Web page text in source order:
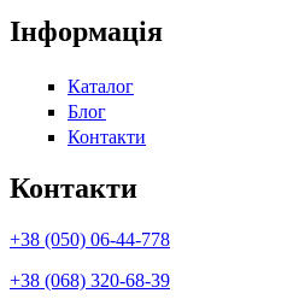
Інформація
Каталог
Блог
Контакти
Контакти
+38 (050) 06-44-778
+38 (068) 320-68-39